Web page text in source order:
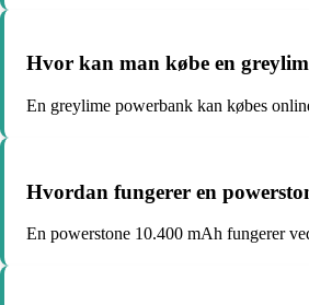
Hvor kan man købe en
En greylime powerbank kan købes
Hvordan fungerer en
En powerstone 10.400 mAh fungerer